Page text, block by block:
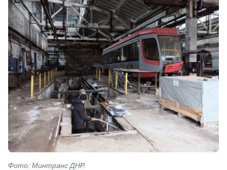
Фото: Минтранс ДНР.